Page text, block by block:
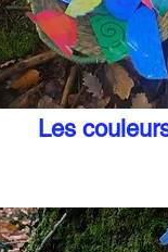
Les